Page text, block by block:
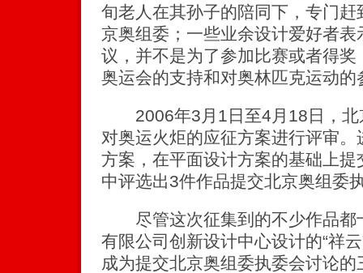
旬老人在其孙子的陪同下，专门
京奥组委；一些业余设计爱好者
议，并不是为了参加比赛或者得
奥运会的支持和对奥林匹克运动的
2006年3月1日至4月18日，北
对奥运火炬的应征方案进行评审
方案，在平面设计方案的基础上
中评选出3件作品提交北京奥组委
尽管这次征集到的不少作品都
有限公司创新设计中心设计的“祥
成为提交北京奥组委执委会讨论的